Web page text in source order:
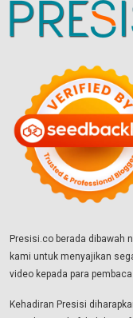
Presisi.co berada dibawah
kami untuk menyajikan
video kepada para pembaca.
Kehadiran Presisi